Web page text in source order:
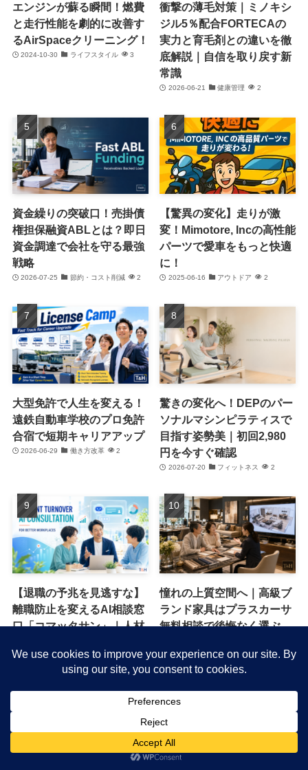
エンジンが蘇る瞬間！燃費
と走行性能を劇的に改善す
るAirSpaceクリーニング！
2024-10-30 ライフスタイル 3
衝撃の薄毛対策｜ミノキシ
ジル5％配合FORTECAの
実力と育毛剤との違いを徹
底解説｜自信を取り戻す新
常識
2026-06-21 健康管理 2
資金繰りの突破口！売掛債
権担保融資ABLとは？即日
資金調達で会社を守る最強
戦略
2026-07-25 節約・コスト削減 2
【驚異の変化】走りが激
変！Mimotore, Incの高性能
パーツで愛車をもっと快適
に！
2025-06-16 アウトドア 2
大型免許で人生を変える！
遠鉄自動車学校のプロ免許
合宿で短期キャリアアップ
2026-06-29 働き方改革 2
驚きの変化へ！DEPのパー
ソナルマシンピラティスで
目指す姿勢美｜初回2,980
円を今すぐ確認
2026-07-20 フィットネス 2
【退職の予兆を見逃すな】
離職防止を変えるAI相談窓
口「コマッタサン」｜人材
2026-07-16 働き方改革 1
憧れの上質空間へ｜高級ブ
ランド家具はプラスカーサ
無料相談で後悔なく選ぶ
1
©グッドライフゴーゴー.